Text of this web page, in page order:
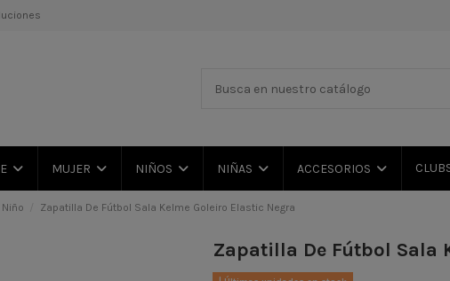
MUJER NIÑOS NIÑAS ACCESORIOS
Zapatilla De Fútbol Sala Kelme Goleiro Elastic Negra
Zapatilla De Fútbol Sala